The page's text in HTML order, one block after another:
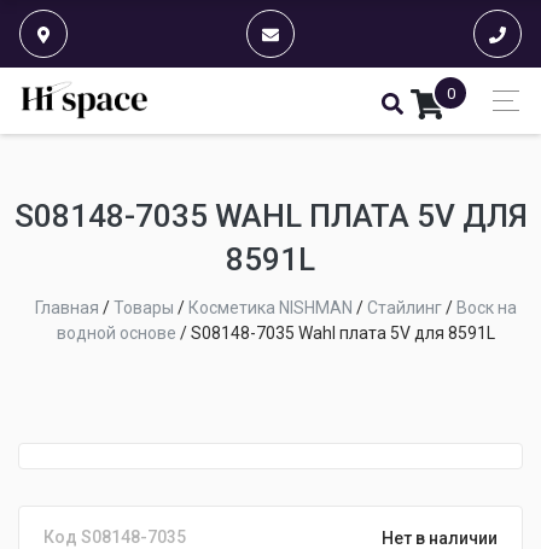
0
S08148-7035 WAHL ПЛАТА 5V ДЛЯ
8591L
Главная /Товары / Косметика NISHMAN /Стайлинг/ Воск на
водной основе /S08148-7035 Wahl плата 5V для 8591L
Код S08148-7035 Нет в наличии